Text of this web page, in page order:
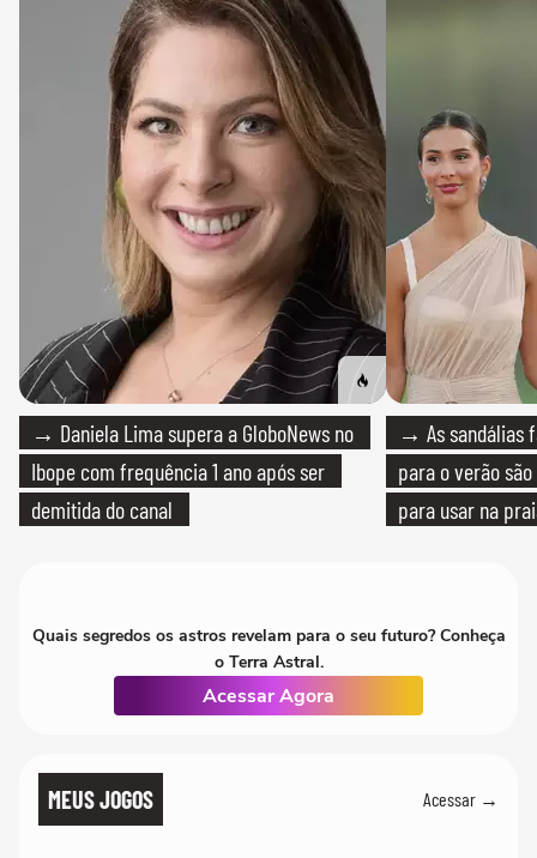
→ Daniela Lima supera a GloboNews no
Ibope com frequência 1 ano após ser
demitida do canal
→ As sandálias
para o verão
para usar na
Quais segredos os astros revelam para o seu futuro? Conheça
o Terra Astral.
Acessar Agora
MEUS JOGOS Acessar →